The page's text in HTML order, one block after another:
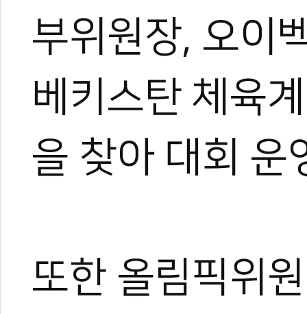
부위원장, 오이
베키스탄 체육
을 찾아 대회 운
또한 올림픽위